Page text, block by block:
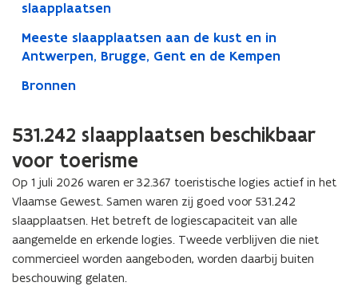
slaapplaatsen
Meeste slaapplaatsen aan de kust en in
Antwerpen, Brugge, Gent en de Kempen
Bronnen
531.242 slaapplaatsen beschikbaar
voor toerisme
Op 1 juli 2026 waren er 32.367 toeristische logies actief in het
Vlaamse Gewest. Samen waren zij goed voor 531.242
slaapplaatsen. Het betreft de logiescapaciteit van alle
aangemelde en erkende logies. Tweede verblijven die niet
commercieel worden aangeboden, worden daarbij buiten
beschouwing gelaten.